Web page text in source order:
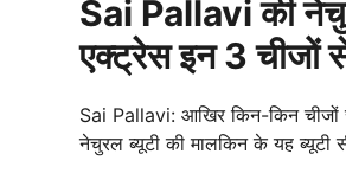
Sai Pallavi की
एक्ट्रेस इन 3 चीजों
Sai Pallavi: आखिर किन-किन चीजों
नेचुरल ब्यूटी की मालकिन के यह ब्यूटी